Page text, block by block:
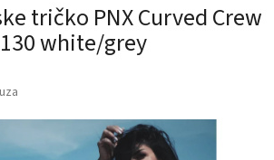
tričko PNX Curved Crew
white/grey